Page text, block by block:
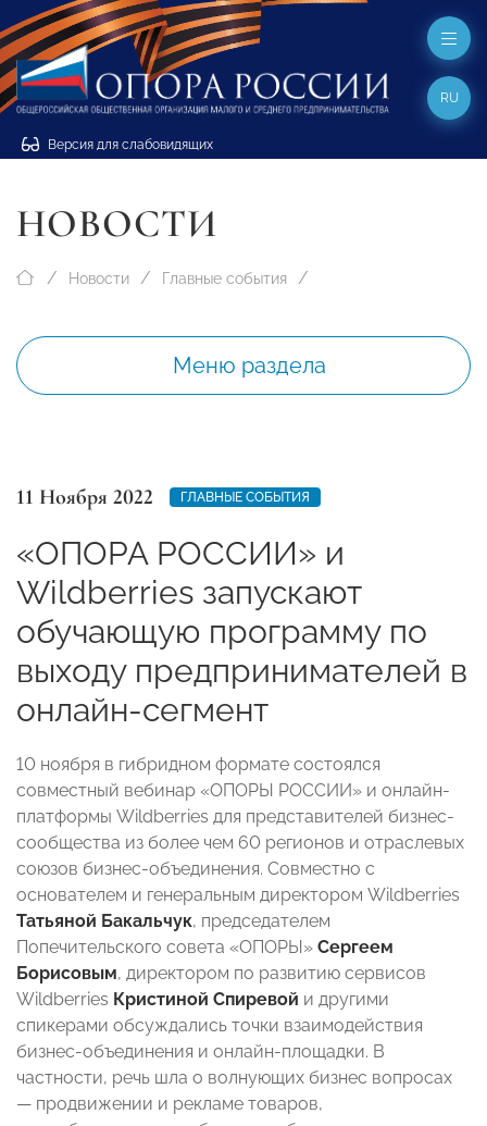
Версия для слабовидящих
RU
НОВОСТИ
Новости Главные события
Меню раздела
11 Ноября 2022 ГЛАВНЫЕ СОБЫТИЯ
«ОПОРА РОССИИ» и
Wildberries запускают
обучающую программу по
выходу предпринимателей в
онлайн-сегмент
10 ноября в гибридном формате состоялся
совместный вебинар «ОПОРЫ РОССИИ» и онлайн-
платформы Wildberries для представителей бизнес-
сообщества из более чем 60 регионов и отраслевых
союзов бизнес-объединения. Совместно с
основателем и генеральным директором Wildberries
Татьяной Бакальчук, председателем
Попечительского совета «ОПОРЫ» Сергеем
Борисовым, директором по развитию сервисов
Wildberries Кристиной Спиревой и другими
спикерами обсуждались точки взаимодействия
бизнес-объединения и онлайн-площадки. В
частности, речь шла о волнующих бизнес вопросах
— продвижении и рекламе товаров,